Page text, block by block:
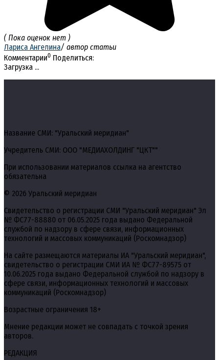
( Пока оценок нет )
Лариса Ангелина/ автор статьи
Комментарии0 Поделиться:
Загрузка ...
Название СМИ: "Уральский меридиан"
Учредитель СМИ: ООО "МЕДИАХОЛДИНГ "ЦКТ""
При использовании материалов ссылка на агентство
обязательна
© 2026 Уральский меридиан
Свидетельство о регистрации СМИ "Уральский меридиан" Эл
№ ФС77-88880 от 06.05.2025 года выдано Федеральной
службой по надзору в сфере связи, информационных
технологий и массовых коммуникаций (Роскомнадзор)
На сайте размещаются материалы ИА "Уральский меридиан",
свидетельство о регистрации СМИ ИА № ФС77-89575 от
10.06.2025 года выдано Федеральной службой по надзору в
сфере связи, информационных технологий и массовых
коммуникаций (Роскомнадзор)
Возрастные ограничения 18+
Мнение редакции может не совпадать с точкой зрения
авторов.
РЕДАКЦИЯ